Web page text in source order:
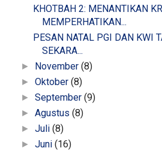
KHOTBAH 2: MENANTIKAN
MEMPERHATIKAN...
PESAN NATAL PGI DAN KWI
SEKARA...
► November(8)
►Oktober(8)
►September(9)
►Agustus(8)
►Juli(8)
►Juni(16)